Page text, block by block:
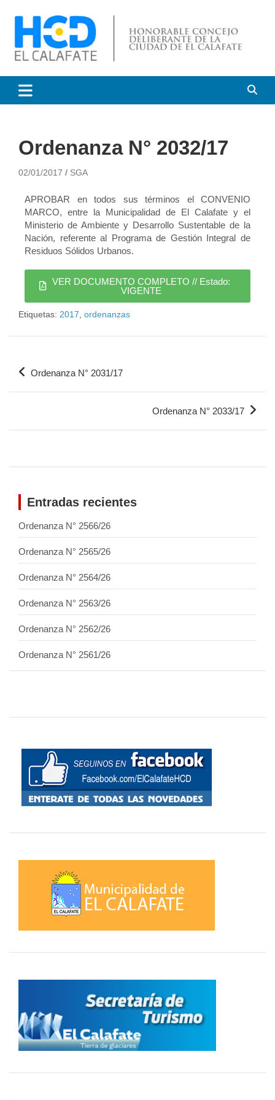
Honorable Concejo
Deliberante de El Calafate
Ordenanza N° 2032/17
02/01/2017 SGA
APROBAR en todos sus términos el CONVENIO
MARCO, entre la Municipalidad de El Calafate y el
Ministerio de Ambiente y Desarrollo Sustentable de la
Nación, referente al Programa de Gestión Integral de
Residuos Sólidos Urbanos.
VER DOCUMENTO COMPLETO // Estado:
VIGENTE
Etiquetas: 2017 ordenanzas
Ordenanza N° 2031/17
Ordenanza N° 2033/17
Entradas recientes
Ordenanza N° 2566/26
Ordenanza N° 2565/26
Ordenanza N° 2564/26
Ordenanza N° 2563/26
Ordenanza N° 2562/26
Ordenanza N° 2561/26